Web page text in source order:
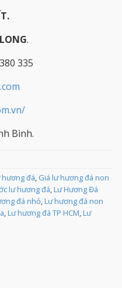
.
335
Bình.
hương đá, Giá lư hương đá non
lư hương đá,Lư Hương Đá
đá nhỏ,Lư hương đá non
,Lư hương đá TP HCM,Lư